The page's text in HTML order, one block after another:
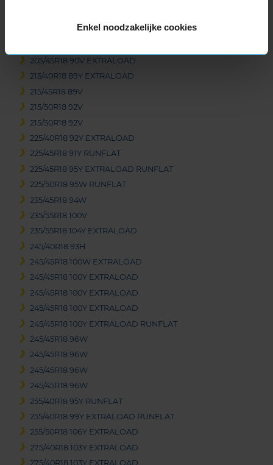
Enkel noodzakelijke cookies
18-inch banden
205/45R18 90V EXTRALOAD
215/40R18 89Y EXTRALOAD
215/45R18 89V
215/50R18 92V
215/50R18 92V
225/40R18 92Y EXTRALOAD
225/45R18 91Y RUNFLAT
225/45R18 95Y EXTRALOAD RUNFLAT
225/50R18 95W RUNFLAT
235/45R18 94W
235/55R18 100V
235/55R18 104Y EXTRALOAD
245/40R18 93H
245/45R18 100W EXTRALOAD
245/45R18 100Y EXTRALOAD
245/45R18 100Y EXTRALOAD
245/45R18 100Y EXTRALOAD
245/45R18 100Y EXTRALOAD RUNFLAT
245/45R18 96W
245/45R18 96W
245/45R18 96W
245/45R18 96W
255/40R18 95Y RUNFLAT
255/40R18 99Y EXTRALOAD RUNFLAT
255/50R18 106Y EXTRALOAD
275/40R18 103Y EXTRALOAD
275/40R18 103Y EXTRALOAD